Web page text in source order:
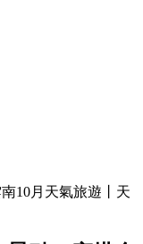
10月天氣旅遊丨天